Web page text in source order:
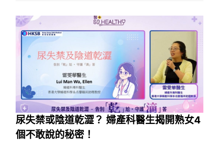
尿失禁或陰道乾澀？ 婦產科醫生揭開熟女4
個不敢說的秘密！